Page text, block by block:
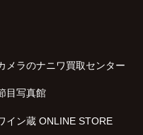
メラのナニワ買取センター
目写真館
イン蔵 ONLINE STORE